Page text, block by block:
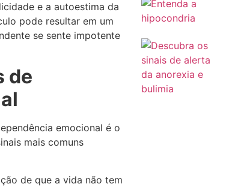
e a autoestima da
pode resultar em um
se sente impotente
de
emocional é o
mais comuns
de que a vida não tem